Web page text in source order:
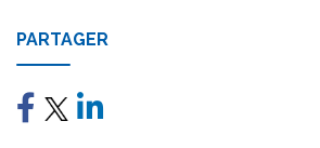
PARTAGER